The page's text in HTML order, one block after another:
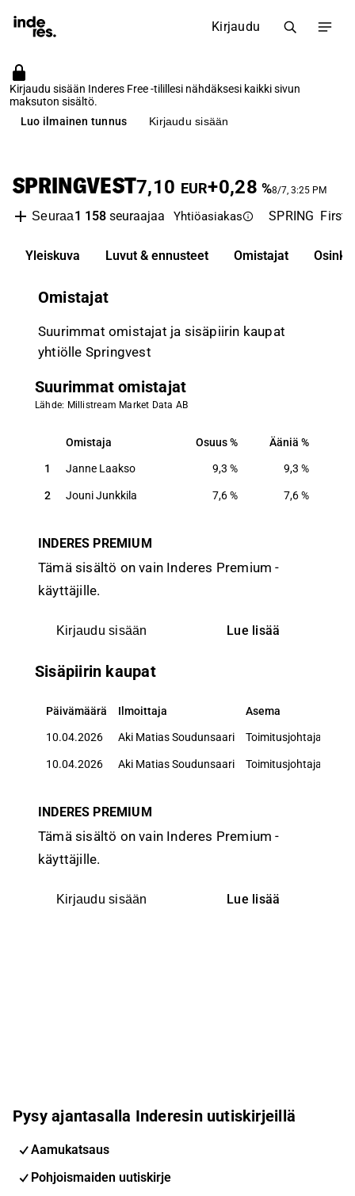
Kirjaudu
Kirjaudu sisään Inderes Free -tilillesi nähdäksesi kaikki sivun
maksuton sisältö.
Luo ilmainen tunnus
Kirjaudu sisään
SPRINGVEST7,10 EUR+0,28 %8/7, 3:25 PM
Seuraa1 158seuraajaa Yhtiöasiakas SPRING First
Yleiskuva Luvut & ennusteet Omistajat Osinko
Omistajat
Suurimmat omistajat ja sisäpiirin kaupat
yhtiölle Springvest
Suurimmat omistajat
Lähde: Millistream Market Data AB
Omistaja Osuus Ääniä
Omistaja Osuus Ääniä
1 Janne Laakso 9,3 % 9,3 %
2 Jouni Junkkila 7,6% 7,6%
INDERES PREMIUM
Tämä sisältö on vain Inderes Premium -
käyttäjille.
Kirjaudu sisään Lue lisää
Sisäpiirin kaupat
Päivämäärä Ilmoittaja Asema
Päivämäärä Ilmoittaja Asema
10.04.2026 Aki Matias Soudunsaari Toimitusjohtaja
10.04.2026 Aki Matias Soudunsaari Toimitusjohtaja
INDERES PREMIUM
Tämä sisältö on vain Inderes Premium -
käyttäjille.
Kirjaudu sisään Lue lisää
Pysy ajantasalla Inderesin uutiskirjeillä
Aamukatsaus
Pohjoismaiden uutiskirje